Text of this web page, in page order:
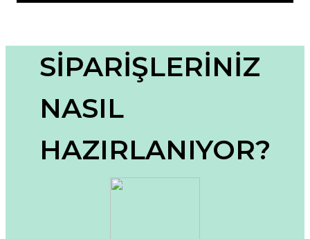
Görüş ve önerileriniz için teşekkür ederiz.
Ürün resmi kalitesiz, bozuk veya görüntülenemiyor.
Ürün açıklamasında eksik bilgiler bulunuyor.
Ürün fiyatı diğer sitelerden daha pahalı.
Bu ürüne benzer farklı alternatifler olmalı.
SİPARİŞLERİNİZ
NASIL
HAZIRLANIYOR?